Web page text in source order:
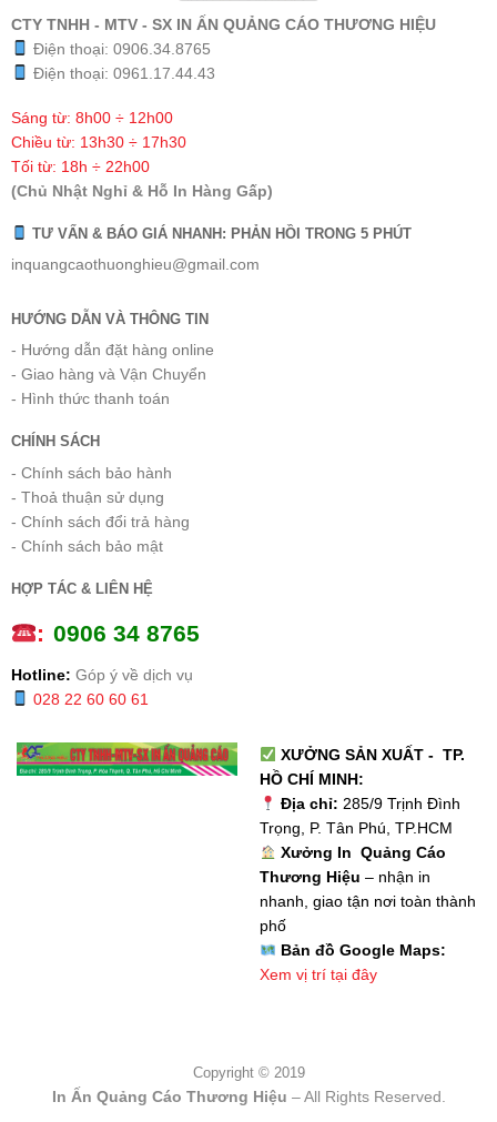
CTY TNHH - MTV - SX IN ẤN QUẢNG CÁO THƯƠNG HIỆU
Điện thoại: 0906.34.8765
Điện thoại: 0961.17.44.43
Sáng từ: 8h00 ÷ 12h00
Chiều từ: 13h30 ÷ 17h30
Tối từ: 18h ÷ 22h00
(Chủ Nhật Nghỉ & Hỗ In Hàng Gấp)
TƯ VẤN & BÁO GIÁ NHANH: PHẢN HỒI TRONG 5 PHÚT
inquangcaothuonghieu@gmail.com
HƯỚNG DẪN VÀ THÔNG TIN
- Hướng dẫn đặt hàng online
- Giao hàng và Vận Chuyển
- Hình thức thanh toán
CHÍNH SÁCH
- Chính sách bảo hành
- Thoả thuận sử dụng
- Chính sách đổi trả hàng
- Chính sách bảo mật
HỢP TÁC & LIÊN HỆ
: 0906 34 8765
Hotline: Góp ý về dịch vụ
028 22 60 60 61
XƯỞNG SẢN XUẤT - TP.
HỒ CHÍ MINH:
Địa chỉ: 285/9 Trịnh Đình
Trọng, P. Tân Phú, TP.HCM
Xưởng In Quảng Cáo
Thương Hiệu – nhận in
nhanh, giao tận nơi toàn thành
phố
Bản đồ Google Maps:
Xem vị trí tại đây
Copyright © 2019
In Ấn Quảng Cáo Thương Hiệu – All Rights Reserved.